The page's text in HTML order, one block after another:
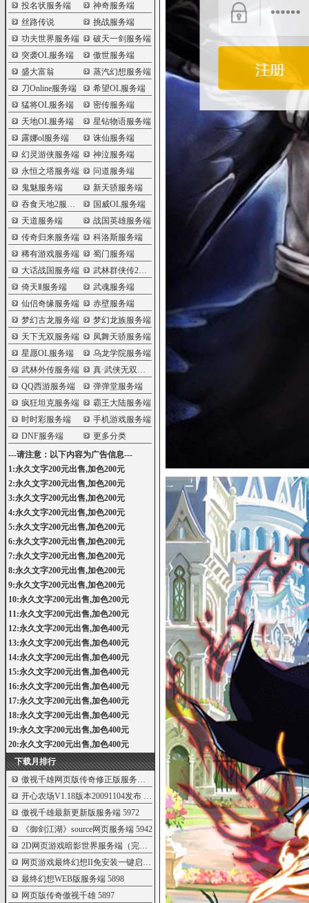
投名状服务端
神奇服务端
丝路传说
挑战服务端
功夫世界服务端
破天一剑服务端
突袭OL服务端
傲世服务端
盛大富翁
蒸汽幻想服务端
刀Online服务端
希望OL服务端
猛将OL服务端
密传服务端
天地OL服务端
星钻物语服务端
露娜ol服务端
诛仙服务端
幻灵游侠服务端
神泣服务端
永恒之塔服务端
问道服务端
鬼魅服务端
新天骄服务端
吞食天地2服务端
国威OL服务端
天道服务端
战国英雄服务端
传奇归来服务端
科洛斯服务端
稀有游戏服务端
蜀门服务端
大话战国服务端
武林群侠传2服务端
倚天Ⅱ服务端
武魂服务端
仙侣奇缘服务端
赤壁服务端
梦幻古龙服务端
梦幻龙族服务端
天下无双服务端
凤舞天骄服务端
星愿OL服务端
乌龙学院服务端
武林外传服务端
真·武侠无双服务端
QQ西游服务端
弹弹堂服务端
疯狂坦克服务端
霸王大陆服务端
时时彩服务端
手机游戏服务端
DNF服务端
更多分类
---请注意：以下内容为广告信息---
1:永久文字200元出售,加色200元
2:永久文字200元出售,加色200元
3:永久文字200元出售,加色200元
4:永久文字200元出售,加色200元
5:永久文字200元出售,加色200元
6:永久文字200元出售,加色200元
7:永久文字200元出售,加色200元
8:永久文字200元出售,加色200元
9:永久文字200元出售,加色200元
10:永久文字200元出售,加色200元
11:永久文字200元出售,加色200元
12:永久文字200元出售,加色400元
13:永久文字200元出售,加色400元
14:永久文字200元出售,加色400元
15:永久文字200元出售,加色400元
16:永久文字200元出售,加色400元
17:永久文字200元出售,加色400元
18:永久文字200元出售,加色400元
19:永久文字200元出售,加色400元
20:永久文字200元出售,加色400元
下载月排行
傲视千雄网页版传奇修正版服务端
开心农场V1.18版本20091104发布5999
傲视千雄最新更新版服务端5972
《御剑江湖》source网页服务端5942
2D网页游戏暗影世界服务端（完整版）
5931
网页游戏最终幻想II免安装一键启动服务
5921
最终幻想WEB版服务端5898
网页版传奇傲视千雄5897